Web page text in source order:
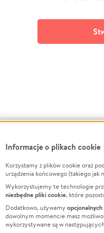
FacebookTwitter Instagram
LinkedInTikTok Youtube
Informacje o plikach cookie
Korzystamy z plików cookie oraz
urządzenia końcowego (takiego jak
Wykorzystujemy te technologie
niezbędne pliki cookie, które
Dodatkowo, używamy
dowolnym momencie masz
wykorzystywane są w